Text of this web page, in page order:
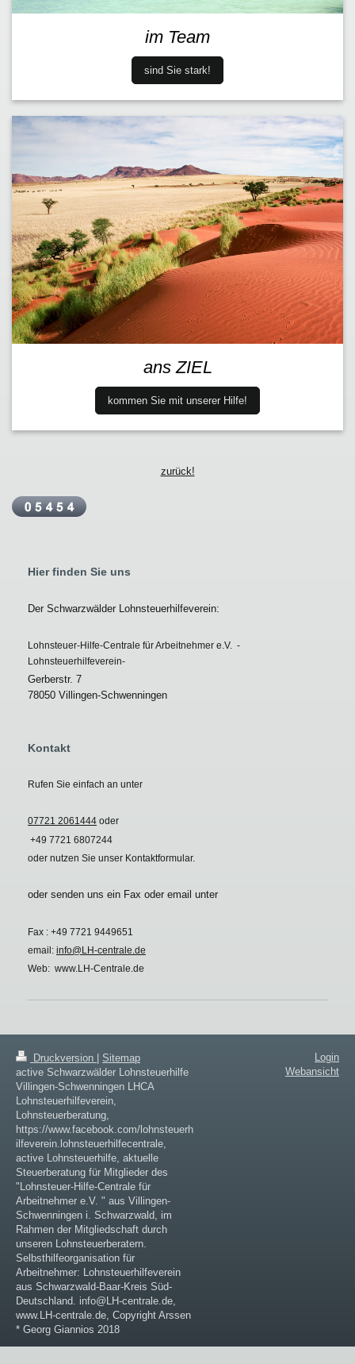
im Team
sind Sie stark!
ans ZIEL
kommen Sie mit unserer Hilfe!
zurück!
Hier finden Sie uns
Der Schwarzwälder Lohnsteuerhilfeverein:
Lohnsteuer-Hilfe-Centrale für Arbeitnehmer e.V. -
Lohnsteuerhilfeverein-
Gerberstr. 7
78050 Villingen-Schwenningen
Kontakt
Rufen Sie einfach an unter
07721 2061444 oder
+49 7721 6807244
oder nutzen Sie unser Kontaktformular.
oder senden uns ein Fax oder email unter
Fax : +49 7721 9449651
email: info@LH-centrale.de
Web: www.LH-Centrale.de
Druckversion
Sitemap
active Schwarzwälder Lohnsteuerhilfe
Villingen-Schwenningen LHCA
Lohnsteuerhilfeverein,
Lohnsteuerberatung,
https://www.facebook.com/lohnsteuerh
ilfeverein.lohnsteuerhilfecentrale,
active Lohnsteuerhilfe, aktuelle
Steuerberatung für Mitglieder des
"Lohnsteuer-Hilfe-Centrale für
Arbeitnehmer e.V. " aus Villingen-
Schwenningen i. Schwarzwald, im
Rahmen der Mitgliedschaft durch
unseren Lohnsteuerberatern.
Selbsthilfeorganisation für
Arbeitnehmer: Lohnsteuerhilfeverein
aus Schwarzwald-Baar-Kreis Süd-
Deutschland. info@LH-centrale.de,
www.LH-centrale.de, Copyright Arssen
* Georg Giannios 2018
Login
Webansicht